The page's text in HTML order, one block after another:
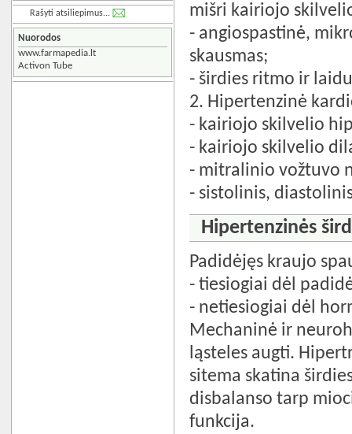
Rašyti atsiliepimus...
Nuorodos
www.farmapedia.lt
Activon Tube
mišri kairiojo
- angiospastinė,
skausmas;
- širdies ritmo ir
2. Hipertenzinė
- kairiojo skilvelio
- kairiojo skilvelio
- mitralinio vožtuvo
- sistolinis,
Hipertenzinės
Padidėjęs kraujo
- tiesiogiai dėl
- netiesiogiai dėl
Mechaninė ir
ląsteles augti.
sitema skatina
disbalanso tarp
funkcija.